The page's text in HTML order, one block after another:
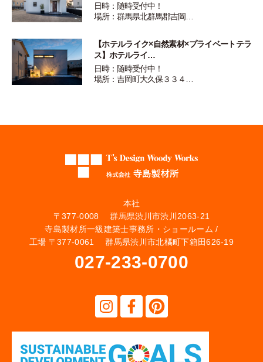
日時：随時受付中！
場所：群馬県北群馬郡吉岡…
【ホテルライク×自然素材×プライベートテラ
ス】ホテルライ…
日時：随時受付中！
場所：吉岡町大久保３３４…
本社
〒377-0008 群馬県渋川市渋川2063-21
寺島製材所一級建築士事務所・ショールーム /
工場 〒377-0061 群馬県渋川市北橘町下箱田626-19
027-233-0700